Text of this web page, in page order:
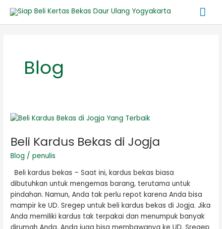
konten
Blog
Beli Kardus Bekas di Jogja
Blog /penulis
Beli kardus bekas – Saat ini, kardus bekas biasa
dibutuhkan untuk mengemas barang, terutama untuk
pindahan. Namun, Anda tak perlu repot karena Anda bisa
mampir ke UD. Sregep untuk beli kardus bekas di Jogja. Jika
Anda memiliki kardus tak terpakai dan menumpuk banyak
Beli
Bekas
di
Jogja